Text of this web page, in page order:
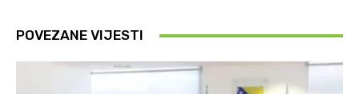
POVEZANE VIJESTI